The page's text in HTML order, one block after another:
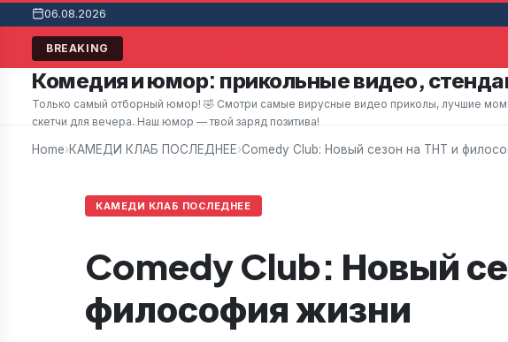
06.08.2026
BREAKINGМужчина в супермаркете заметил привлекательную
Комедия и юмор: прикольные видео,
Только самый отборный юмор! 🤣 Смотри самые вирусные видео приколы, лучшие
скетчи для вечера. Наш юмор — твой заряд позитива!
Home›КАМЕДИ КЛАБ ПОСЛЕДНЕЕ›Comedy Club: Новый сезон на ТНТ и
КАМЕДИ КЛАБ ПОСЛЕДНЕЕ
Comedy Club: Новый
философия жизни